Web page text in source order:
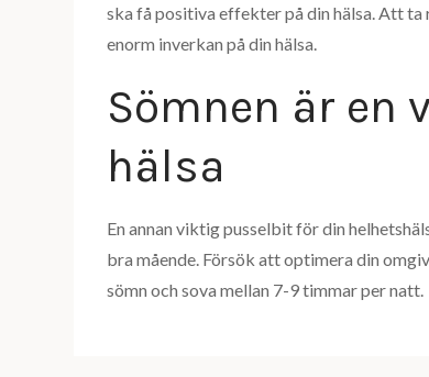
ska få positiva effekter på din hälsa. Att ta
enorm inverkan på din hälsa.
Sömnen är en
hälsa
En annan viktig pusselbit för din
bra mående. Försök att optimera din
sömn och sova mellan 7-9 timmar per natt.